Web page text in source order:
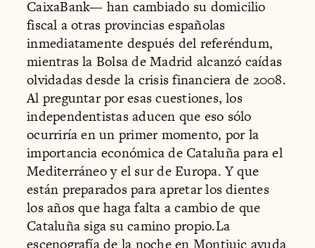
CaixaBank— han cambiado su domicilio
fiscal a otras provincias españolas
inmediatamente después del referéndum,
mientras la Bolsa de Madrid alcanzó caídas
olvidadas desde la crisis financiera de 2008.
Al preguntar por esas cuestiones, los
independentistas aducen que eso sólo
ocurriría en un primer momento, por la
importancia económica de Cataluña para el
Mediterráneo y el sur de Europa. Y que
están preparados para apretar los dientes
los años que haga falta a cambio de que
Cataluña siga su camino propio.La
escenografía de la noche en Montjuic ayuda